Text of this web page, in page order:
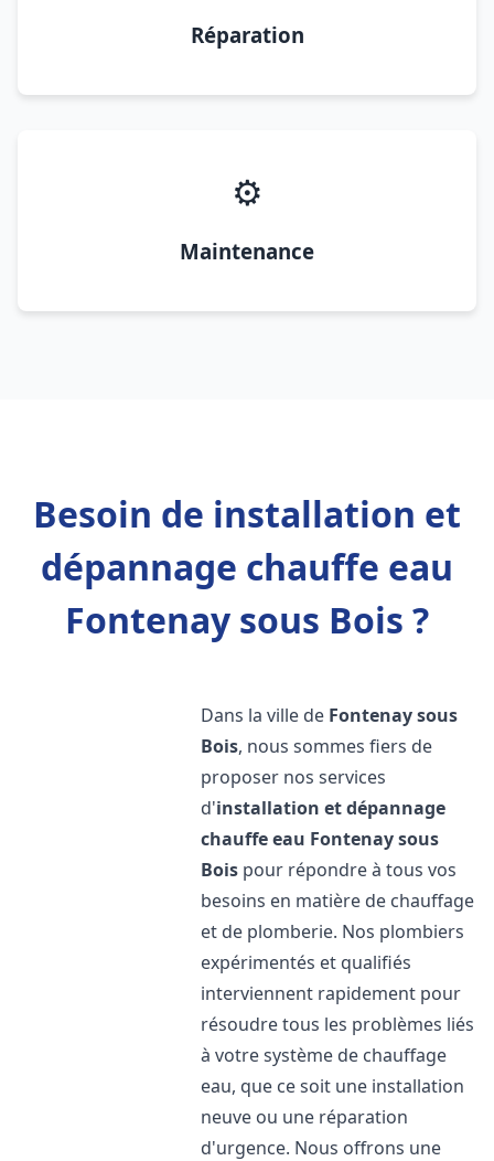
Réparation
⚙️
Maintenance
Besoin de installation et
dépannage chauffe eau
Fontenay sous Bois ?
Dans la ville de Fontenay sous
Bois, nous sommes fiers de
proposer nos services
d'installation et dépannage
chauffe eau Fontenay sous
Bois pour répondre à tous vos
besoins en matière de chauffage
et de plomberie. Nos plombiers
expérimentés et qualifiés
interviennent rapidement pour
résoudre tous les problèmes liés
à votre système de chauffage
eau, que ce soit une installation
neuve ou une réparation
d'urgence. Nous offrons une